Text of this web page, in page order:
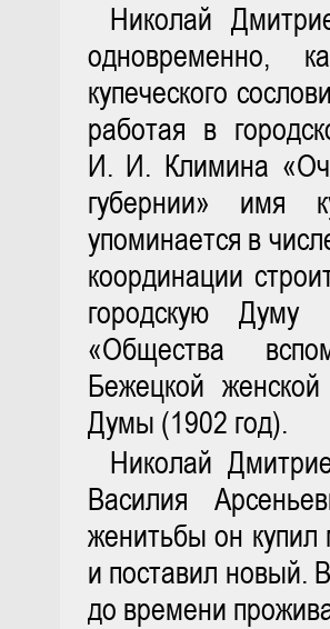
Николай
одновременно,
купеческого
работая в
И. И. Климина
губернии» имя
упоминается в
координации
городскую Думу
«Общества
Бежецкой
Думы (1902 год).
Николай
Василия
женитьбы он
и поставил новый.
до времени